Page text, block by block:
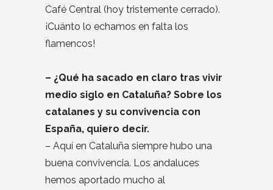
Café Central (hoy tristemente cerrado).
¡Cuánto lo echamos en falta los
flamencos!
– ¿Qué ha sacado en claro tras vivir
medio siglo en Cataluña? Sobre los
catalanes y su convivencia con
España, quiero decir.
– Aquí en Cataluña siempre hubo una
buena convivencia. Los andaluces
hemos aportado mucho al